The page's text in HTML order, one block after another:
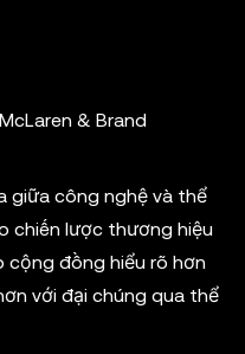
& Brand
giữa công nghệ và thể
chiến lược thương hiệu
cộng đồng hiểu rõ hơn
với đại chúng qua thể